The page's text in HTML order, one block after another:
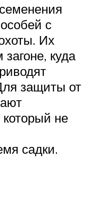
с
Их
куда
защиты от
не
садки.